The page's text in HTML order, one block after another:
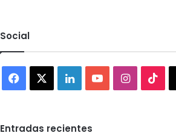
Social
Facebook LinkedInYouTubeInstagram
Entradas recientes